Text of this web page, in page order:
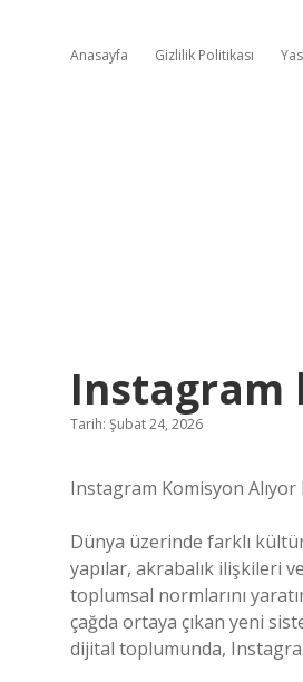
Anasayfa Gizlilik Politikası
Instagram
Tarih: Şubat 24, 2026
Instagram Komisyon
Dünya üzerinde farklı
yapılar, akrabalık ilişkileri
toplumsal normlarını
çağda ortaya çıkan yeni
dijital toplumunda,